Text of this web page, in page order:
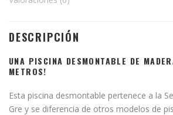
DESCRIPCIÓN
UNA PISCINA DESMONTABLE DE
METROS!
Esta piscina desmontable pertenece a la
Gre y se diferencia de otros modelos de